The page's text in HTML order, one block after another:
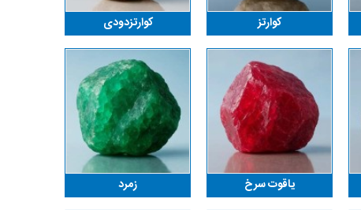
کوارتز کوارتزدودی
یاقوت سرخ زمرد